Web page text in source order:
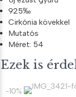
925‰
Cirkónia kövekkel
Mutatós
Méret: 54
Ezek is
-10%